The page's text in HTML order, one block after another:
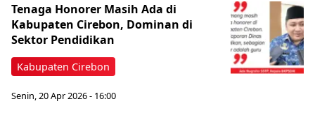
Kabupaten Cirebon
Tenaga Honorer Masih Ada di
Kabupaten Cirebon, Dominan di
Sektor Pendidikan
Senin, 20 Apr 2026 - 16:00